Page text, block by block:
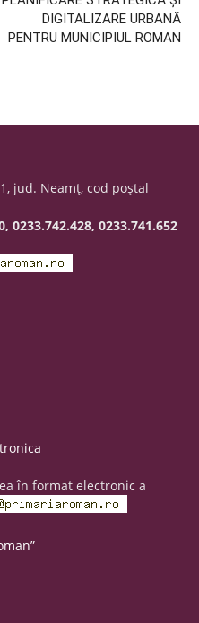
DIGITALIZARE URBANĂ
PENTRU MUNICIPIUL ROMAN
jud. Neamţ, cod poştal
0233.742.428, 0233.741.652
în format electronic a